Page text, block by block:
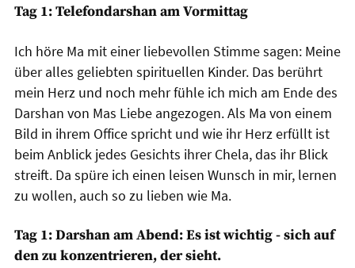
Tag 1: Telefondarshan am Vormittag
Ich höre Ma mit einer liebevollen Stimme sagen: Meine
über alles geliebten spirituellen Kinder. Das berührt
mein Herz und noch mehr fühle ich mich am Ende des
Darshan von Mas Liebe angezogen. Als Ma von einem
Bild in ihrem Office spricht und wie ihr Herz erfüllt ist
beim Anblick jedes Gesichts ihrer Chela, das ihr Blick
streift. Da spüre ich einen leisen Wunsch in mir, lernen
zu wollen, auch so zu lieben wie Ma.
Tag 1: Darshan am Abend: Es ist wichtig - sich auf
den zu konzentrieren, der sieht.